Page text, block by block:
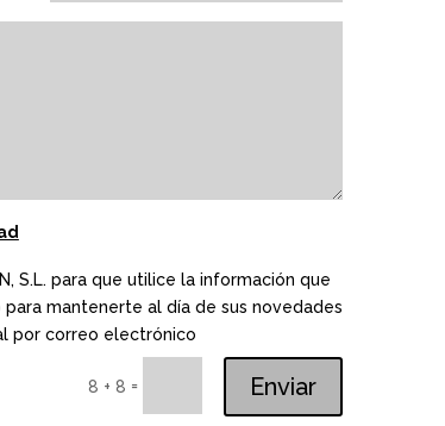
S.L. para que utilice la información que
mantenerte al día de sus novedades
por correo electrónico
8 + 8 = Enviar